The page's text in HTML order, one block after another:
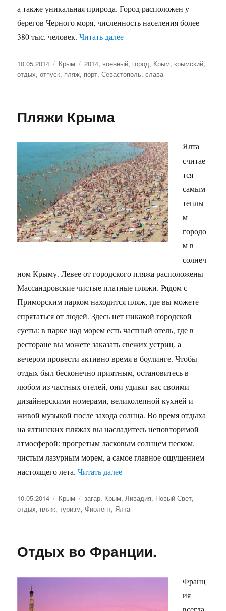
а также уникальная природа. Город расположен у
берегов Черного моря, численность населения более
380 тыс. человек.Читать далее«Отдых в Крыму:
Опубликовано
10.05.2014 Рубрики
Крым Метки
2014, военный, город, Крым, крымский,
отдых,отпуск, пляж, порт,Севастополь,слава
Пляжи Крыма
Ялта
считае
тся
самым
теплы
м
городо
м в
солнеч
ном Крыму. Левее от городского пляжа расположены
Массандровские чистые платные пляжи. Рядом с
Приморским парком находится пляж, где вы можете
спрятаться от людей. Здесь нет никакой городской
суеты: в парке над морем есть частный отель, где в
ресторане вы можете заказать свежих устриц, а
вечером провести активно время в боулинге. Чтобы
отдых был бесконечно приятным, остановитесь в
любом из частных отелей, они удивят вас своими
дизайнерскими номерами, великолепной кухней и
живой музыкой после захода солнца. Во время отдыха
на ялтинских пляжах вы насладитесь неповторимой
атмосферой: прогретым ласковым солнцем песком,
чистым лазурным морем, а самое главное ощущением
настоящего лета.Читать далее«Пляжи Крыма»
Опубликовано
10.05.2014 Рубрики
Крым Метки
загар, Крым,Ливадия, Новый Свет,
отдых, пляж,туризм,Фиолент, Ялта
Отдых во Франции.
Франц
ия